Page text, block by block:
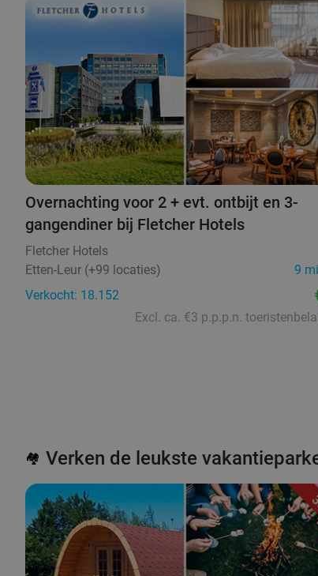
Overnachting voor 2 + evt. ontbijt en 3-
gangendiner bij Fletcher Hotels
Fletcher Hotels
Etten-Leur (+99 locaties)
9
Verkocht: 18.152
Excl. ca. €3 p.p.p.n.
🏘️ Verken de leukste